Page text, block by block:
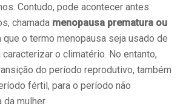
Contudo, pode acontecer antes
chamada menopausa prematura ou
que o termo menopausa seja usado de
o climatério. No entanto,
do período reprodutivo, também
fértil, para o período não
mulher.